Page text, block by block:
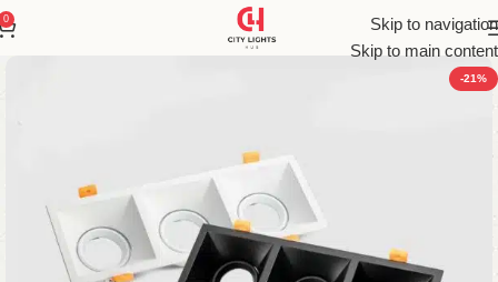
Skip to navigation
Skip to main content
0
-21%